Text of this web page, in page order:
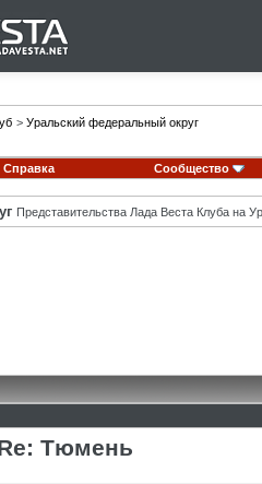
> Уральский федеральный округ
Справка Сообщество
Представительства Лада Веста Клуба на
Тюмень